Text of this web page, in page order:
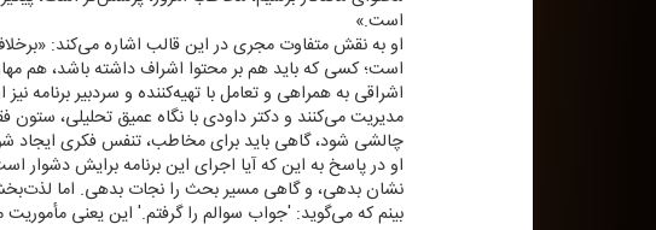
است.»
او به نقش متفاوت مجری در این قالب اشاره می‌كند:
است؛ كسی كه باید هم بر محتوا اشراف داشته باشد، هم
اشراقی به همراهی و تعامل با تهیه‌كننده و سردبیر برنامه
مدیریت می‌كنند و دكتر داودی با نگاه عمیق تحلیلی،
چالشی شود، گاهی باید برای مخاطب، تنفس فكری ایجاد
او در پاسخ به این كه آیا اجرای این برنامه برایش
نشان بدهی، و گاهی مسیر بحث را نجات بدهی. اما
بینم كه می‌گوید: 'جواب سوالم را گرفتم.' این یعنی مأموریت